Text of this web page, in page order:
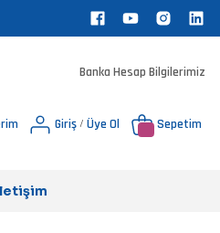
Banka Hesap Bilgilerimiz
Giriş / Üye Ol Sepetim